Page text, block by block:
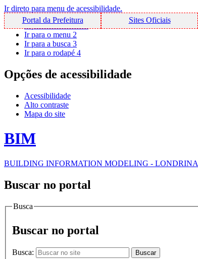
Ir direto para menu de acessibilidade.
Portal da Prefeitura
Sites Oficiais
Ir para o conteúdo
Ir para o menu 2
Ir para a busca 3
Ir para o rodapé 4
Opções de acessibilidade
Acessibilidade
Alto contraste
Mapa do site
BIM
BUILDING INFORMATION MODELING - LONDRINA
Buscar no portal
Busca
Buscar no portal
Busca: Buscar